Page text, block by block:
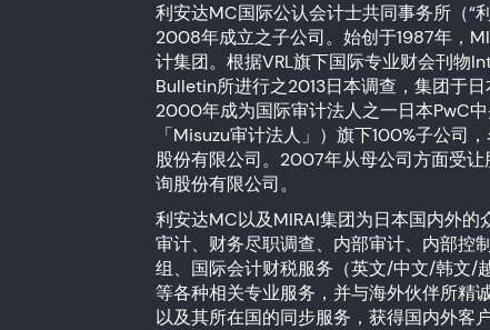
利安达MC国际公认会计士共同事务所（“
2008年成立之子公司。始创于1987年，
计集团。根据VRL旗下国际专业财会刊物
Bulletin所进行之2013日本调查，集团于
2000年成为国际审计法人之一日本PwC
「Misuzu审计法人」）旗下100%子公司
股份有限公司。2007年从母公司方面受让
询股份有限公司。
利安达MC以及MIRAI集团为日本国内外的
审计、财务尽职调查、内部审计、内部控
组、国际会计财税服务（英文/中文/韩文/
等各种相关专业服务，并与海外伙伴所精
以及其所在国的同步服务，获得国内外客